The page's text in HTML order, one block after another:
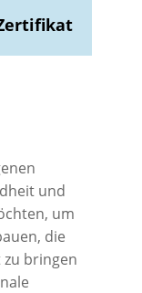
Zertifikat
und
um
die
zu bringen